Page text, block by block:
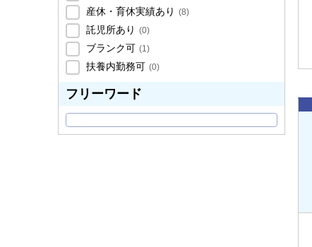
産休・育休実績あり (8)
託児所あり (0)
ブランク可 (1)
扶養内勤務可 (0)
フリーワード